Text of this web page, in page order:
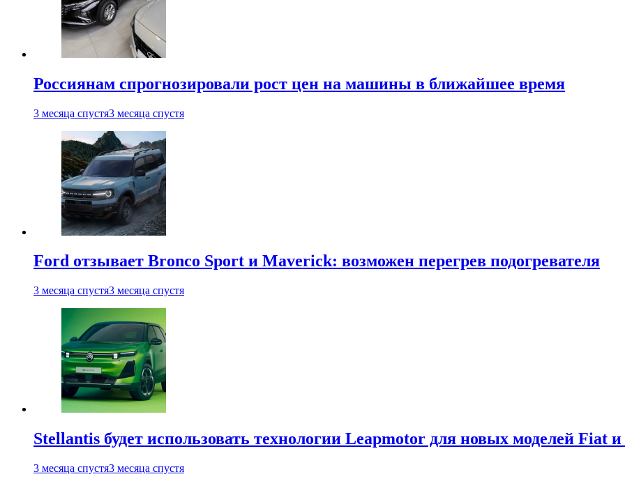
Россиянам спрогнозировали рост цен на машины в ближайшее время
3 месяца спустя3 месяца спустя
Ford отзывает Bronco Sport и Maverick: возможен перегрев подогревателя
3 месяца спустя3 месяца спустя
Stellantis будет использовать технологии Leapmotor для новых моделей Fiat
3 месяца спустя3 месяца спустя